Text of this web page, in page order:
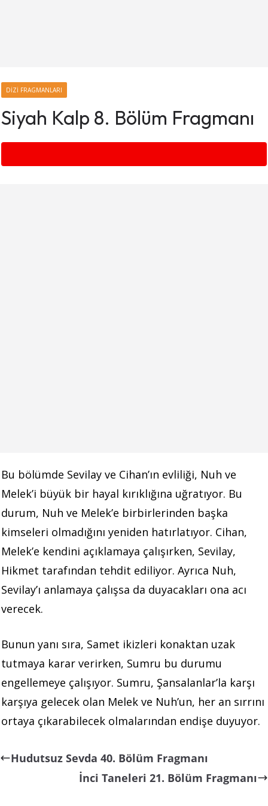
DIZI FRAGMANLARI
Siyah Kalp 8. Bölüm Fragmanı
Bu bölümde Sevilay ve Cihan’ın evliliği, Nuh ve
Melek’i büyük bir hayal kırıklığına uğratıyor. Bu
durum, Nuh ve Melek’e birbirlerinden başka
kimseleri olmadığını yeniden hatırlatıyor. Cihan,
Melek’e kendini açıklamaya çalışırken, Sevilay,
Hikmet tarafından tehdit ediliyor. Ayrıca Nuh,
Sevilay’ı anlamaya çalışsa da duyacakları ona acı
verecek.
Bunun yanı sıra, Samet ikizleri konaktan uzak
tutmaya karar verirken, Sumru bu durumu
engellemeye çalışıyor. Sumru, Şansalanlar’la karşı
karşıya gelecek olan Melek ve Nuh’un, her an sırrını
ortaya çıkarabilecek olmalarından endişe duyuyor.
Hudutsuz Sevda 40. Bölüm Fragmanı
İnci Taneleri 21. Bölüm Fragmanı